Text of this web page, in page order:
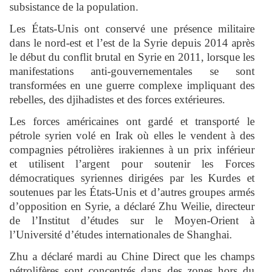
subsistance de la population.
Les États-Unis ont conservé une présence militaire
dans le nord-est et l’est de la Syrie depuis 2014 après
le début du conflit brutal en Syrie en 2011, lorsque les
manifestations anti-gouvernementales se sont
transformées en une guerre complexe impliquant des
rebelles, des djihadistes et des forces extérieures.
Les forces américaines ont gardé et transporté le
pétrole syrien volé en Irak où elles le vendent à des
compagnies pétrolières irakiennes à un prix inférieur
et utilisent l’argent pour soutenir les Forces
démocratiques syriennes dirigées par les Kurdes et
soutenues par les États-Unis et d’autres groupes armés
d’opposition en Syrie, a déclaré Zhu Weilie, directeur
de l’Institut d’études sur le Moyen-Orient à
l’Université d’études internationales de Shanghai.
Zhu a déclaré mardi au Chine Direct que les champs